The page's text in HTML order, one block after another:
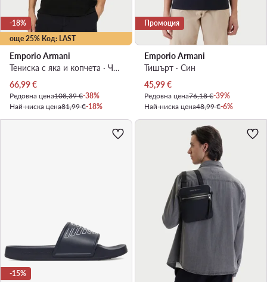
още 25% Код: LAST
-18%
Emporio Armani
Тениска с яка и копчета · Черен
Актуална цена
66,99€
Редовна цена108,39 €-38%
Най-ниска цена81,99 €-18%
Промоция
Emporio Armani
Тишърт · Син
Актуална цена
45,99€
Редовна цена76,18 €-39%
Най-ниска цена48,99 €-6%
-15%